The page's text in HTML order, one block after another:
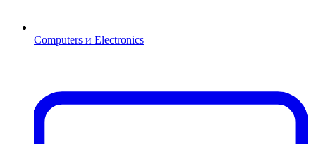
Computers и Electronics